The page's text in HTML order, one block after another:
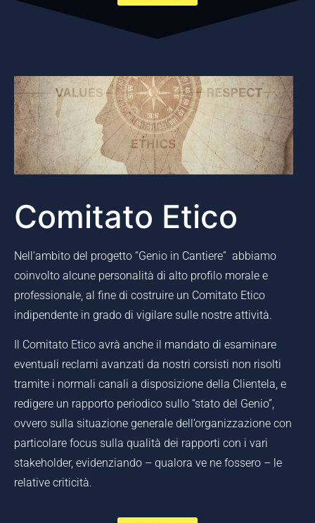
Comitato Etico
Nell’ambito del progetto “Genio in Cantiere” abbiamo
coinvolto alcune personalità di alto profilo morale e
professionale, al fine di costruire un Comitato Etico
indipendente in grado di vigilare sulle nostre attività.
Il Comitato Etico avrà anche il mandato di esaminare
eventuali reclami avanzati da nostri corsisti non risolti
tramite i normali canali a disposizione della Clientela, e
redigere un rapporto periodico sullo “stato del Genio”,
ovvero sulla situazione generale dell’organizzazione con
particolare focus sulla qualità dei rapporti con i vari
stakeholder, evidenziando – qualora ve ne fossero – le
relative criticità.